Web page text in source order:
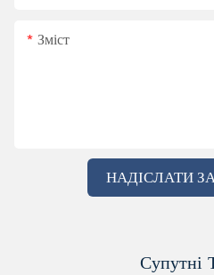
Зміст
НАДІСЛАТИ
Супутні